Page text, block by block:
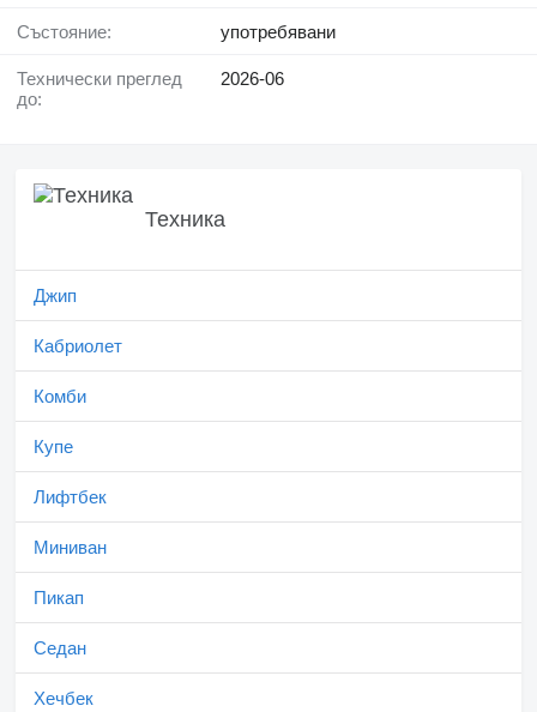
Състояние: употребявани
Технически преглед
до:
2026-06
Техника
Джип
Кабриолет
Комби
Купе
Лифтбек
Миниван
Пикап
Седан
Хечбек